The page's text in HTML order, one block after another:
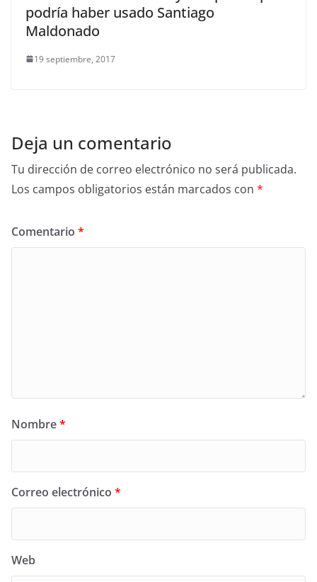
podría haber usado Santiago
Maldonado
19 septiembre, 2017
Deja un comentario
Tu dirección de correo electrónico no será publicada.
Los campos obligatorios están marcados con *
Comentario *
Nombre*
Correo electrónico *
Web